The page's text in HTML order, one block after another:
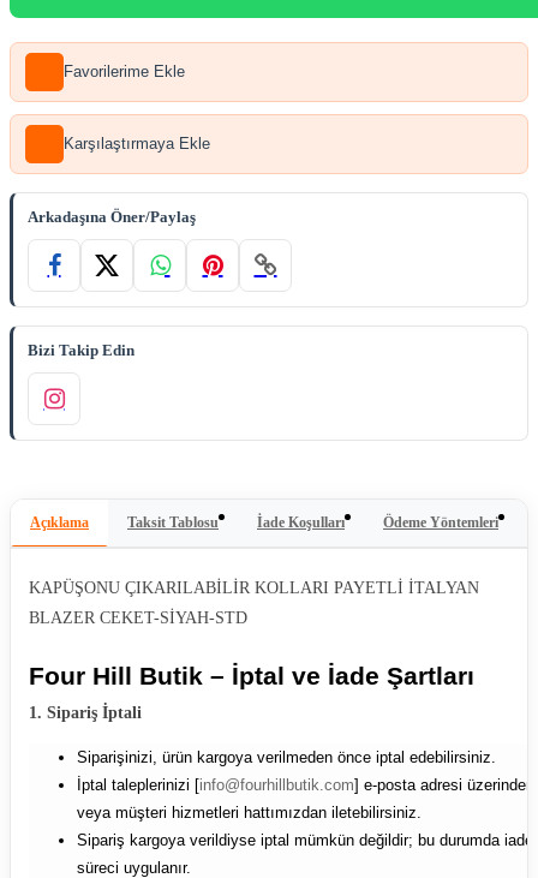
Favorilerime Ekle
Karşılaştırmaya Ekle
Arkadaşına Öner/Paylaş
Bizi Takip Edin
Açıklama Taksit Tablosu İade Koşulları Ödeme Yöntemleri
KAPÜŞONU ÇIKARILABİLİR KOLLARI PAYETLİ İTALYAN
BLAZER CEKET-SİYAH-STD
Four Hill Butik – İptal ve İade Şartları
1. Sipariş İptali
Siparişinizi, ürün kargoya verilmeden önce iptal edebilirsiniz.
İptal taleplerinizi [info@fourhillbutik.com] e-posta adresi üzerinden
veya müşteri hizmetleri hattımızdan iletebilirsiniz.
Sipariş kargoya verildiyse iptal mümkün değildir; bu durumda iade
süreci uygulanır.